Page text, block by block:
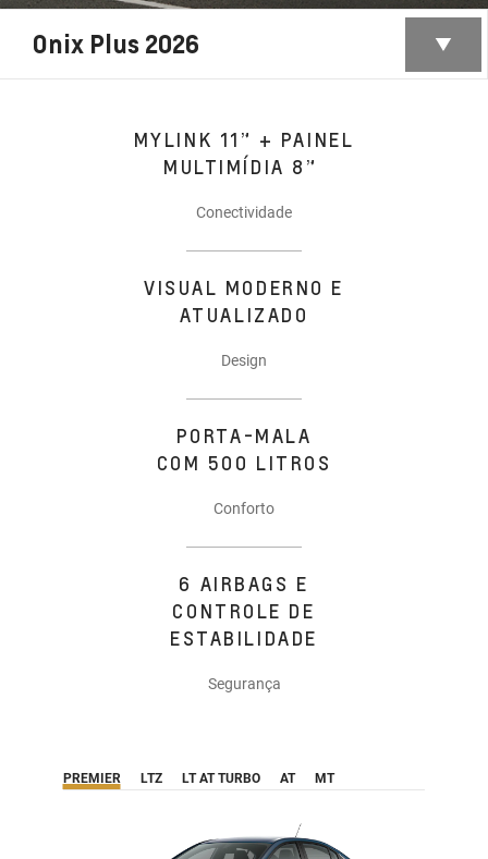
Onix Plus 2026
MYLINK 11” + PAINEL
MULTIMÍDIA 8”
Conectividade
VISUAL MODERNO E
ATUALIZADO
Design
PORTA-MALA
COM 500 LITROS
Conforto
6 AIRBAGS E
CONTROLE DE
ESTABILIDADE
Segurança
PREMIER LTZ LT AT TURBO AT MT